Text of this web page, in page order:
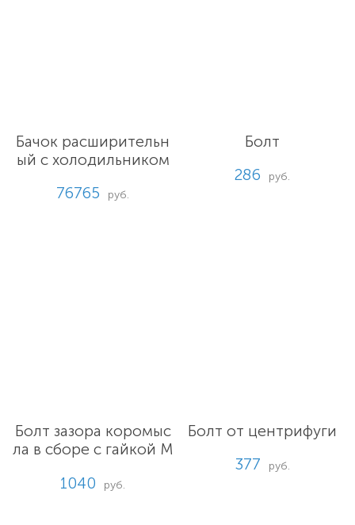
Бачок расширительн
ый с холодильником
76765
руб.
Болт
286
руб.
Болт зазора коромыс
ла в сборе с гайкой М
1040
руб.
Болт от центрифуги
377
руб.